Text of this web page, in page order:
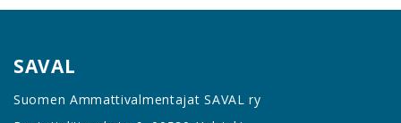
SAVAL
Suomen Ammattivalmentajat SAVAL ry